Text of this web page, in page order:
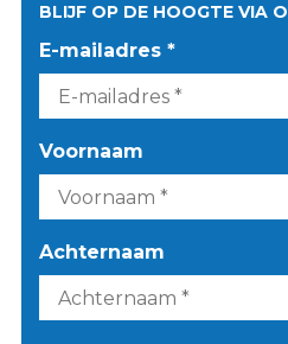
BLIJF OP DE HOOGTE VIA
E-mailadres *
Voornaam
Achternaam